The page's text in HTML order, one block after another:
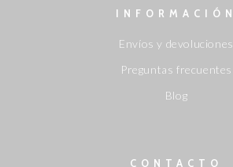
INFORMACIÓN
Envíos y devoluciones
Preguntas frecuentes
Blog
CONTACTO